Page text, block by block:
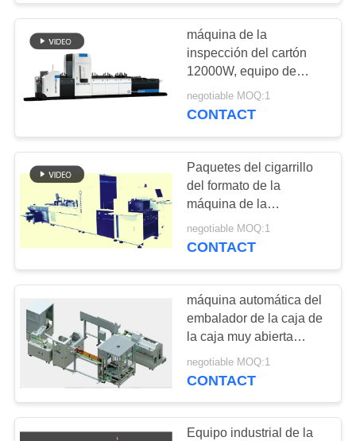
DEL
SITIO
PRIVACY
equipo de
empaquetado de la
inspección
Clasificación de
flores
0
Equipo electrónico
de la inspección
21
máquina de la
inspección del cartón
12000W, equipo de
control de calidad
externo de la caja del
negotiable MOQ:1
CONTACT
Paquetes del cigarrillo
del formato de la
máquina de la
inspección del cartón
12KW los pequeños
negotiable MOQ:1
CONTACT
máquina automática del
embalador de la caja de
la caja muy abierta
1500pcs/H
negotiable MOQ:1
CONTACT
Equipo industrial de la